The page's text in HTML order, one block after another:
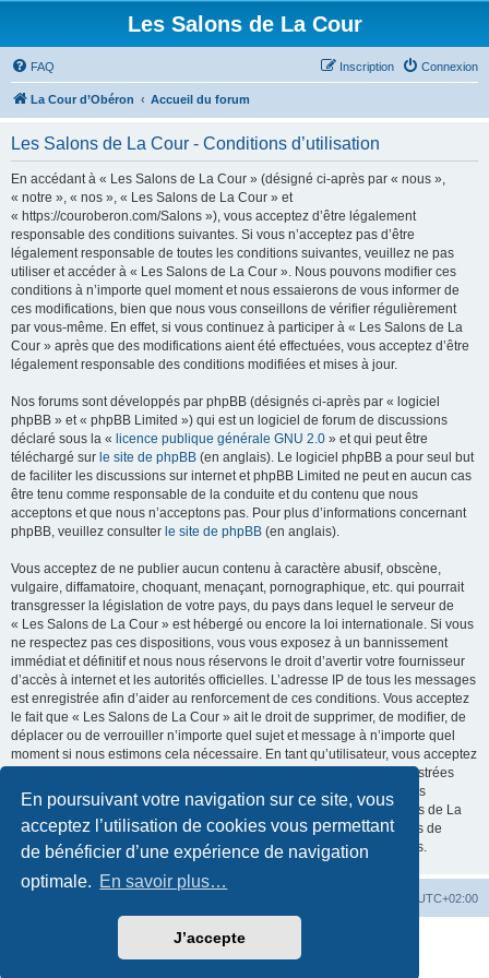
En poursuivant votre navigation sur ce site, vous
acceptez l’utilisation de cookies vous permettant
de bénéficier d’une expérience de navigation
optimale. En savoir plus…
J’accepte
Les Salons de La Cour
FAQ Connexion
Inscription
La Cour d’Obéron Accueil du forum
Les Salons de La Cour - Conditions d’utilisation
En accédant à « Les Salons de La Cour » (désigné ci-après par « nous »,
« notre », « nos », « Les Salons de La Cour » et
« https://couroberon.com/Salons »), vous acceptez d’être légalement
responsable des conditions suivantes. Si vous n’acceptez pas d’être
légalement responsable de toutes les conditions suivantes, veuillez ne pas
utiliser et accéder à « Les Salons de La Cour ». Nous pouvons modifier ces
conditions à n’importe quel moment et nous essaierons de vous informer de
ces modifications, bien que nous vous conseillons de vérifier régulièrement
par vous-même. En effet, si vous continuez à participer à « Les Salons de La
Cour » après que des modifications aient été effectuées, vous acceptez d’être
légalement responsable des conditions modifiées et mises à jour.
Nos forums sont développés par phpBB (désignés ci-après par « logiciel
phpBB » et « phpBB Limited ») qui est un logiciel de forum de discussions
déclaré sous la « licence publique générale GNU 2.0 » et qui peut être
téléchargé sur le site de phpBB (en anglais). Le logiciel phpBB a pour seul but
de faciliter les discussions sur internet et phpBB Limited ne peut en aucun cas
être tenu comme responsable de la conduite et du contenu que nous
acceptons et que nous n’acceptons pas. Pour plus d’informations concernant
phpBB, veuillez consulter le site de phpBB (en anglais).
Vous acceptez de ne publier aucun contenu à caractère abusif, obscène,
vulgaire, diffamatoire, choquant, menaçant, pornographique, etc. qui pourrait
transgresser la législation de votre pays, du pays dans lequel le serveur de
« Les Salons de La Cour » est hébergé ou encore la loi internationale. Si vous
ne respectez pas ces dispositions, vous vous exposez à un bannissement
immédiat et définitif et nous nous réservons le droit d’avertir votre fournisseur
d’accès à internet et les autorités officielles. L’adresse IP de tous les messages
est enregistrée afin d’aider au renforcement de ces conditions. Vous acceptez
le fait que « Les Salons de La Cour » ait le droit de supprimer, de modifier, de
déplacer ou de verrouiller n’importe quel sujet et message à n’importe quel
moment si nous estimons cela nécessaire. En tant qu’utilisateur, vous acceptez
que toutes les informations que vous avez renseignées soient enregistrées
dans notre base de données. Bien que ces informations ne seront pas
diffusées à une tierce partie sans votre consentement, ni « Les Salons de La
Cour », ni phpBB, ne pourront être tenus comme responsables en cas de
tentative de piratage informatique visant à compromettre vos données.
UTC+02:00
phpBB® Forum Software © phpBB Limited
©